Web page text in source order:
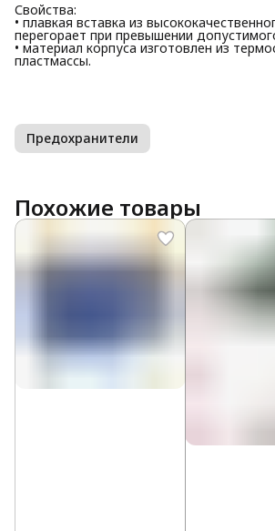
Свойства:
• плавкая вставка из
перегорает при превышении
• материал корпуса изготовлен из
пластмассы.
Предохранители
Похожие товары